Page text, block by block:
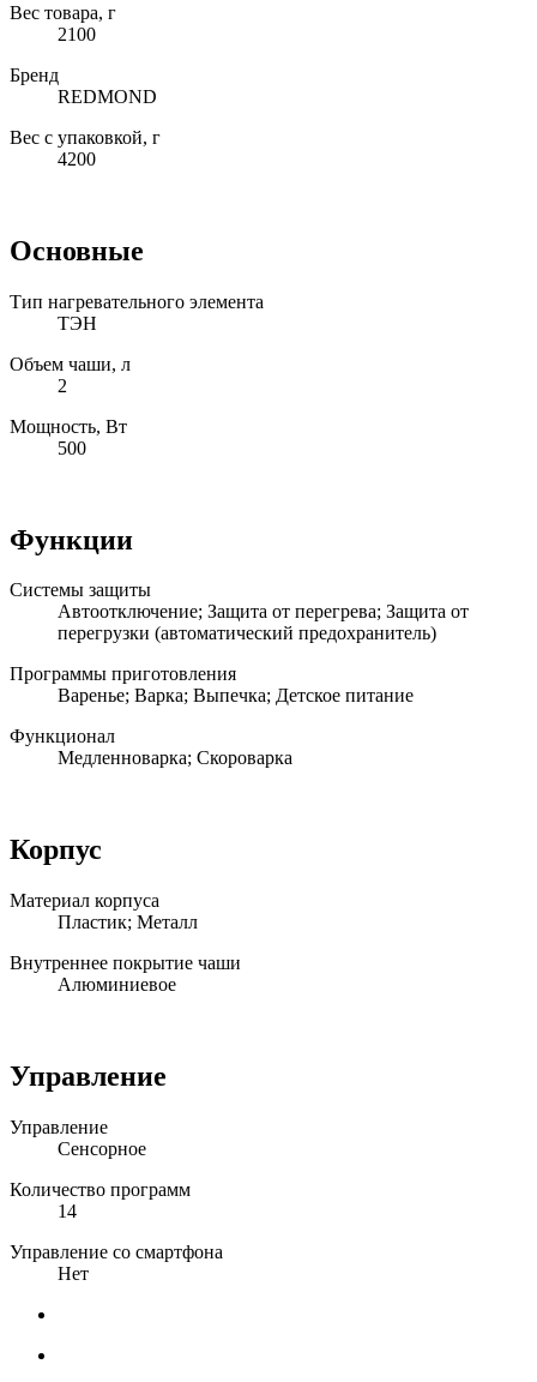
Вес товара, г
2100
Бренд
REDMOND
Вес с упаковкой, г
4200
Основные
Тип нагревательного элемента
ТЭН
Объем чаши, л
2
Мощность, Вт
500
Функции
Системы защиты
Автоотключение; Защита от перегрева; Защита от
перегрузки (автоматический предохранитель)
Программы приготовления
Варенье; Варка; Выпечка; Детское питание
Функционал
Медленноварка; Скороварка
Корпус
Материал корпуса
Пластик; Металл
Внутреннее покрытие чаши
Алюминиевое
Управление
Управление
Сенсорное
Количество программ
14
Управление со смартфона
Нет